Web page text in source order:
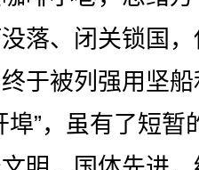
落、闭关锁国
于被列强用坚
埠”，虽有了短暂